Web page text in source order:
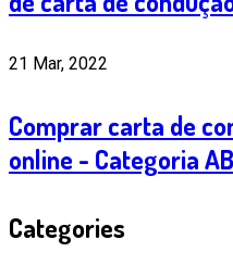
21 Mar, 2022
Comprar carta de
online - Categoria
Categories